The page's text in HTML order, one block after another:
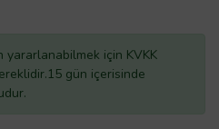
yararlanabilmek için KVKK
gün içerisinde